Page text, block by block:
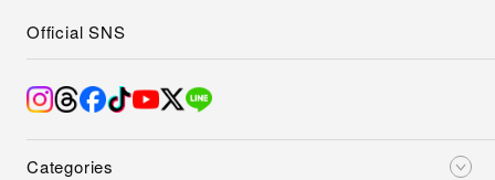
Categories
Official SNS